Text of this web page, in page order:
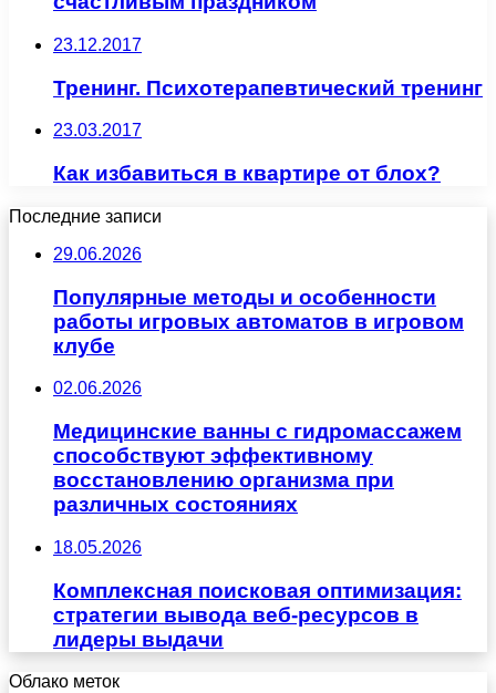
23.12.2017
Тренинг. Психотерапевтический тренинг
23.03.2017
Как избавиться в квартире от блох?
Последние записи
29.06.2026
Популярные методы и особенности
работы игровых автоматов в игровом
клубе
02.06.2026
Медицинские ванны с гидромассажем
способствуют эффективному
восстановлению организма при
различных состояниях
18.05.2026
Комплексная поисковая оптимизация:
стратегии вывода веб-ресурсов в
лидеры выдачи
Облако меток